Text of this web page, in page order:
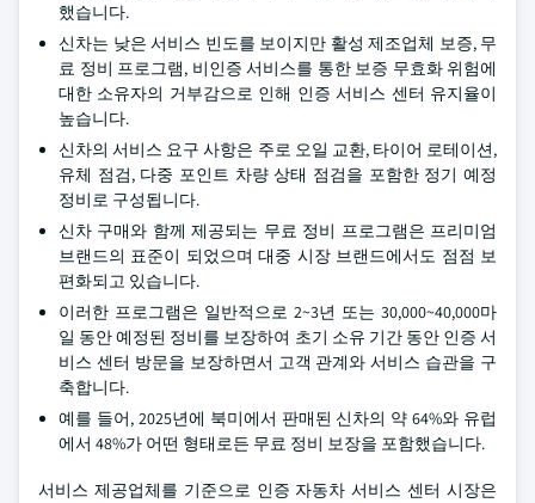
했습니다.
신차는 낮은 서비스 빈도를 보이지만 활성 제조업체 보증, 무
료 정비 프로그램, 비인증 서비스를 통한 보증 무효화 위험에
대한 소유자의 거부감으로 인해 인증 서비스 센터 유지율이
높습니다.
신차의 서비스 요구 사항은 주로 오일 교환, 타이어 로테이션,
유체 점검, 다중 포인트 차량 상태 점검을 포함한 정기 예정
정비로 구성됩니다.
신차 구매와 함께 제공되는 무료 정비 프로그램은 프리미엄
브랜드의 표준이 되었으며 대중 시장 브랜드에서도 점점 보
편화되고 있습니다.
이러한 프로그램은 일반적으로 2~3년 또는 30,000~40,000마
일 동안 예정된 정비를 보장하여 초기 소유 기간 동안 인증 서
비스 센터 방문을 보장하면서 고객 관계와 서비스 습관을 구
축합니다.
예를 들어, 2025년에 북미에서 판매된 신차의 약 64%와 유럽
에서 48%가 어떤 형태로든 무료 정비 보장을 포함했습니다.
서비스 제공업체를 기준으로 인증 자동차 서비스 센터 시장은